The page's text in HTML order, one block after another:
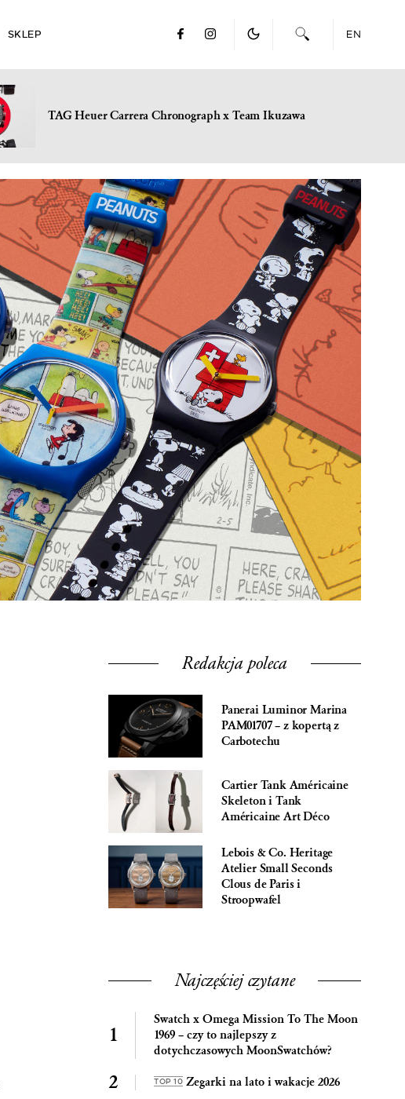
SKLEP EN
TAG Heuer Carrera Chronograph x Team Ikuzawa
Redakcja poleca
Panerai Luminor Marina
PAM01707 – z kopertą z
Carbotechu
Cartier Tank Américaine
Skeleton i Tank
Américaine Art Déco
Lebois & Co. Heritage
Atelier Small Seconds
Clous de Paris i
Stroopwafel
Najczęściej czytane
Swatch x Omega Mission To The Moon
1969 – czy to najlepszy z
dotychczasowych MoonSwatchów?
TOP 10 Zegarki na lato i wakacje 2026